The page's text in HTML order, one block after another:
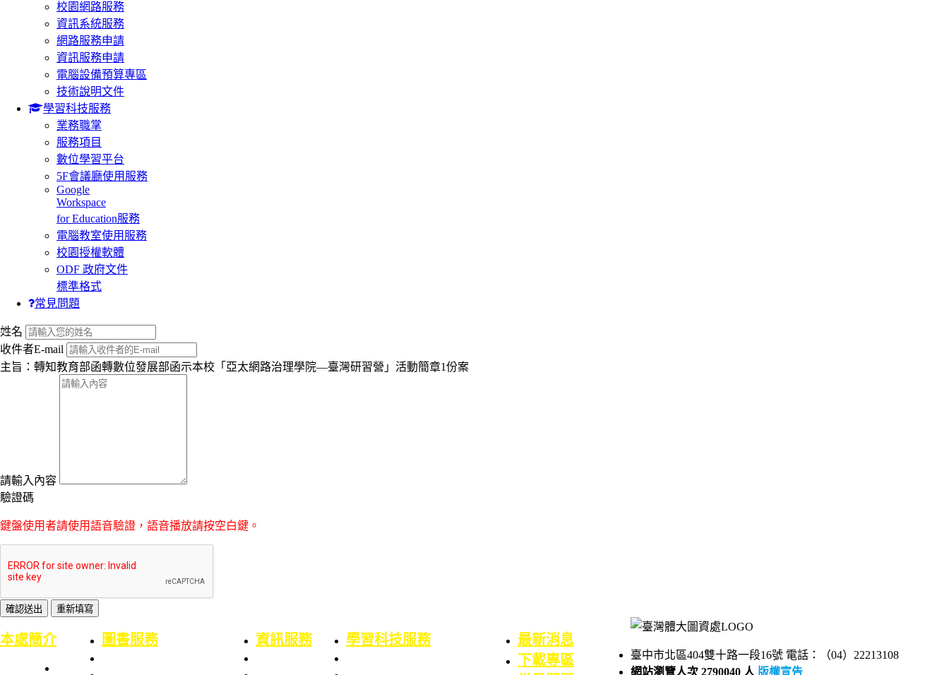
校園網路服務
資訊系統服務
網路服務申請
資訊服務申請
電腦設備預算專區
技術說明文件
學習科技服務
業務職掌
服務項目
數位學習平台
5F會議廳使用服務
Google
Workspace
for Education服務
電腦教室使用服務
校園授權軟體
ODF 政府文件
標準格式
常見問題
:::
姓名
收件者E-mail
主旨：轉知教育部函轉數位發展部函示本校「亞太網路治理學院—臺灣研習營」活動簡章1份案
請輸入內容
驗證碼
鍵盤使用者請使用語音驗證，語音播放請按空白鍵。
本處簡介 圖書服務 資訊服務 學習科技服務
最新消息
下載專區
臺中市北區404雙十路一段16號 電話：（04）22213108
網站瀏覽人次 2790040 人 版權宣告